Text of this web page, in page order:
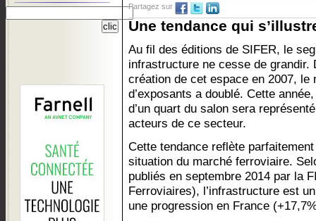
Partagez sur
Une tendance qui
Au fil des éditions de SIFER, le
infrastructure ne cesse de grandir.
création de cet espace en 2007, le
d’exposants a doublé. Cette
d’un quart du salon sera
acteurs de ce secteur.
Cette tendance reflète
situation du marché ferroviaire.
publiés en septembre 2014 par la
Ferroviaires), l’infrastructure est
une progression en France